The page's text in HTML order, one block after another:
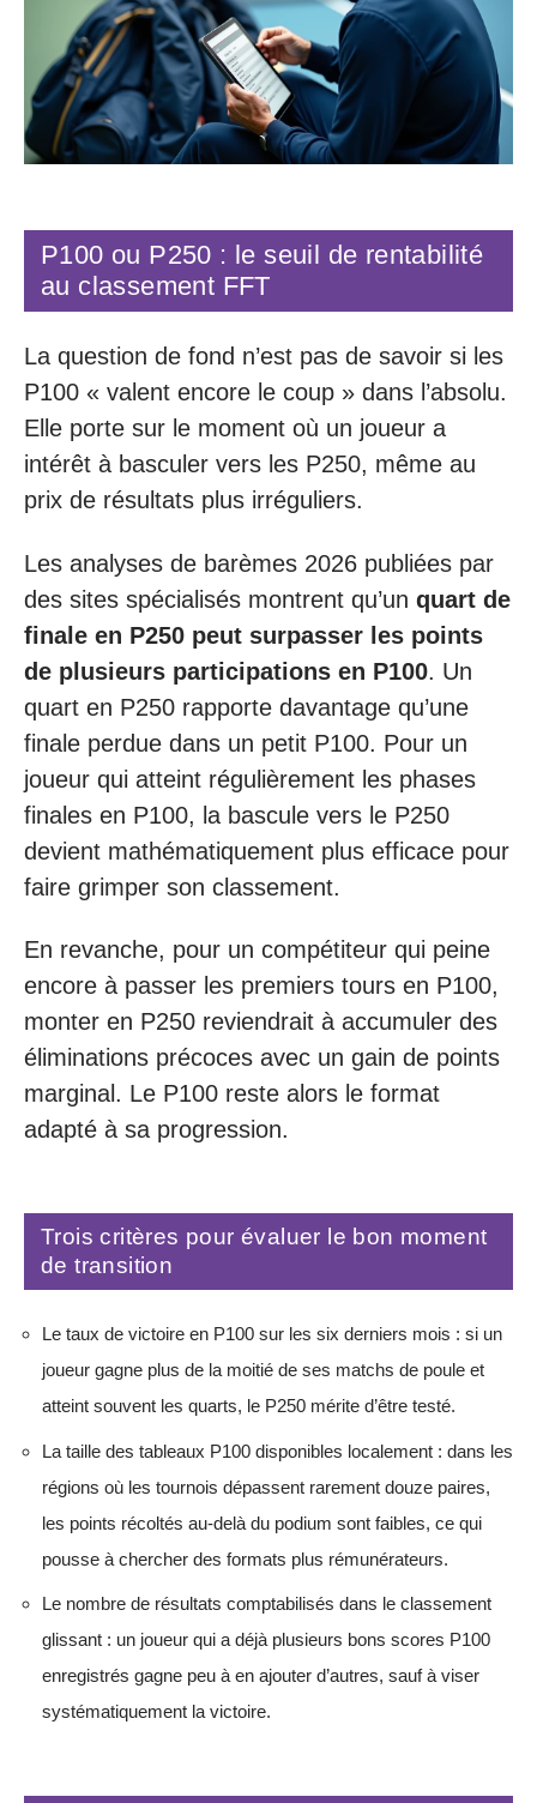
P100 ou P250 : le seuil de rentabilité
au classement FFT
La question de fond n’est pas de savoir si les
P100 « valent encore le coup » dans l’absolu.
Elle porte sur le moment où un joueur a
intérêt à basculer vers les P250, même au
prix de résultats plus irréguliers.
Les analyses de barèmes 2026 publiées par
des sites spécialisés montrent qu’un quart de
finale en P250 peut surpasser les points
de plusieurs participations en P100. Un
quart en P250 rapporte davantage qu’une
finale perdue dans un petit P100. Pour un
joueur qui atteint régulièrement les phases
finales en P100, la bascule vers le P250
devient mathématiquement plus efficace pour
faire grimper son classement.
En revanche, pour un compétiteur qui peine
encore à passer les premiers tours en P100,
monter en P250 reviendrait à accumuler des
éliminations précoces avec un gain de points
marginal. Le P100 reste alors le format
adapté à sa progression.
Trois critères pour évaluer le bon moment
de transition
Le taux de victoire en P100 sur les six derniers mois : si un
joueur gagne plus de la moitié de ses matchs de poule et
atteint souvent les quarts, le P250 mérite d’être testé.
La taille des tableaux P100 disponibles localement : dans les
régions où les tournois dépassent rarement douze paires,
les points récoltés au-delà du podium sont faibles, ce qui
pousse à chercher des formats plus rémunérateurs.
Le nombre de résultats comptabilisés dans le classement
glissant : un joueur qui a déjà plusieurs bons scores P100
enregistrés gagne peu à en ajouter d’autres, sauf à viser
systématiquement la victoire.